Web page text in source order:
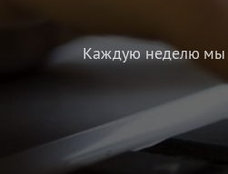
Каждую неделю мы